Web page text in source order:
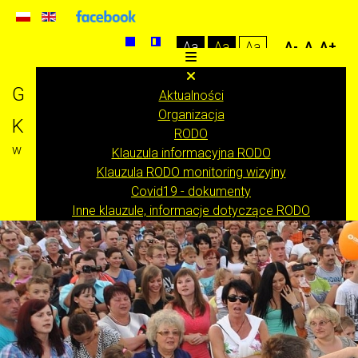
Aa Aa Aa A- A A+
Gminny Ośrodek
Kultury
w Bestwinie
Aktualności
Organizacja
RODO
Klauzula informacyjna RODO
Klauzula RODO monitoring wizyjny
Covid19 - dokumenty
Inne klauzule, informacje dotyczące RODO
Statut Gminnego Ośrodka Kultury
Standardy ochrony małoletnich
Projekty
Oferta zajęć
Zajęcia sportowe
Trening dla kobiet
Pilates